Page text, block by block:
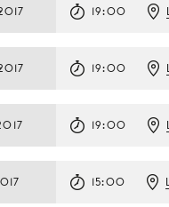
19:00
19:00
19:00
15:00